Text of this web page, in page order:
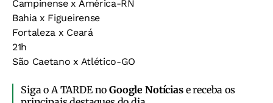
Campinense x América-RN
Bahia x Figueirense
Fortaleza x Ceará
21h
São Caetano x Atlético-GO
Siga o A TARDE noGoogle Notíciase receba os